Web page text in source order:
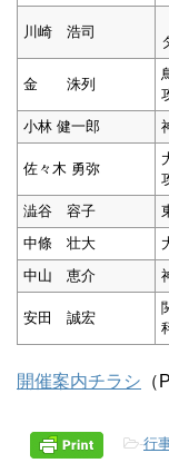
川崎 浩司
金 洙列
小林 健一郎
佐々木 勇弥
澁谷 容子
中條 壮大
中山 恵介
安田 誠宏
開催案内チラシ
-行